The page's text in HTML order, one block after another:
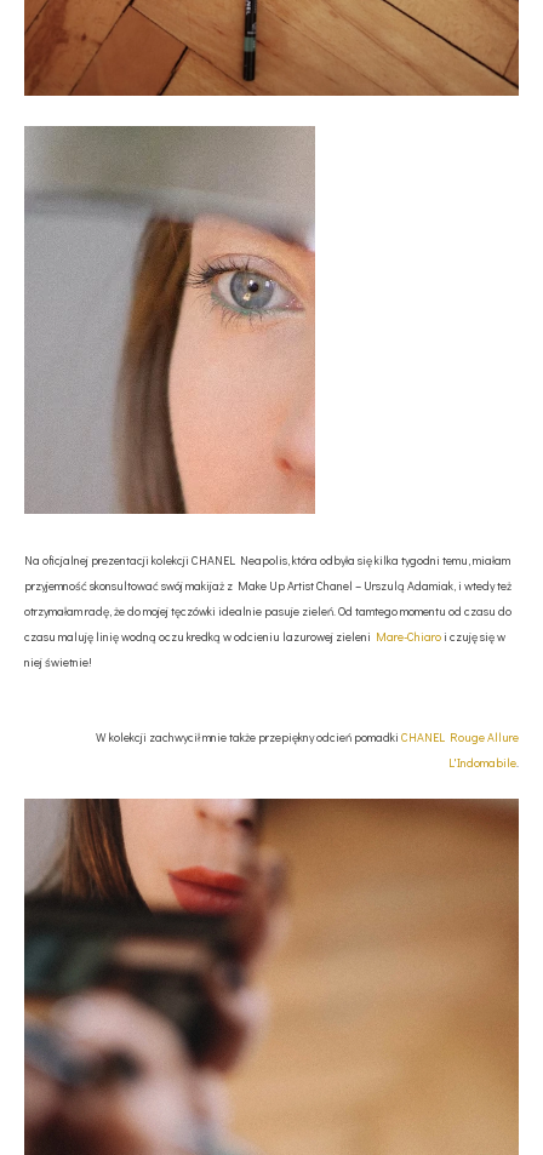
Na oficjalnej prezentacji kolekcji CHANEL Neapolis, która odbyła się kilka tygodni temu, miałam
przyjemność skonsultować swój makijaż z Make Up Artist Chanel – Urszulą Adamiak, i wtedy też
otrzymałam radę, że do mojej tęczówki idealnie pasuje zieleń. Od tamtego momentu od czasu do
czasu maluję linię wodną oczu kredką w odcieniu lazurowej zieleni Mare-Chiaro i czuję się w
niej świetnie!
W kolekcji zachwycił mnie także przepiękny odcień pomadki CHANEL Rouge Allure
L'Indomabile.